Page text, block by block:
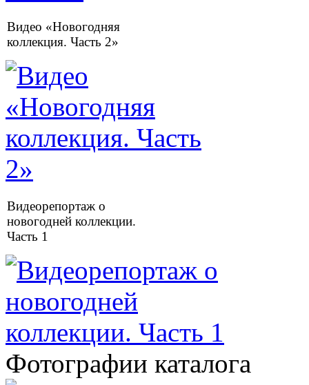
Видео «Новогодняя
коллекция. Часть 2»
Видеорепортаж о
новогодней коллекции.
Часть 1
Фотографии каталога